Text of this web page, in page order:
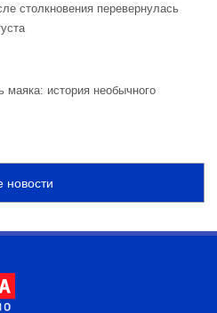
столкновения перевернулась
маяка: история необычного
новости